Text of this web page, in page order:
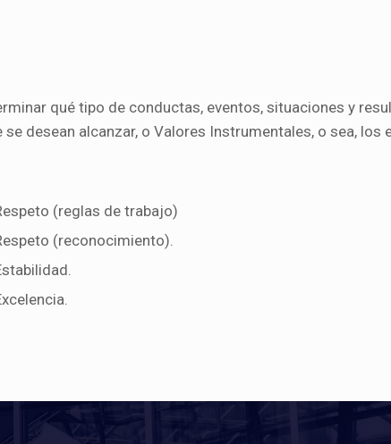
qué tipo de conductas, eventos, situaciones y
desean alcanzar, o Valores Instrumentales, o sea, los
(reglas de trabajo)
(reconocimiento).